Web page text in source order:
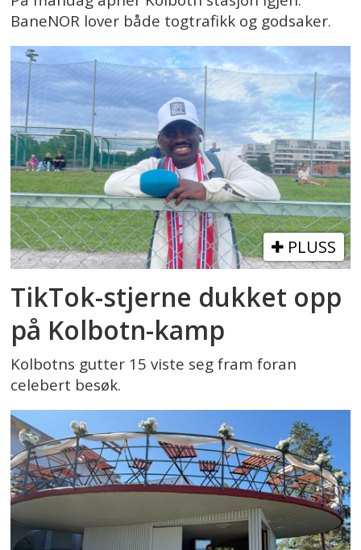
BaneNOR lover både togtrafikk og godsaker.
PLUSS
TikTok-stjerne dukket opp
på Kolbotn-kamp
Kolbotns gutter 15 viste seg fram foran
celebert besøk.